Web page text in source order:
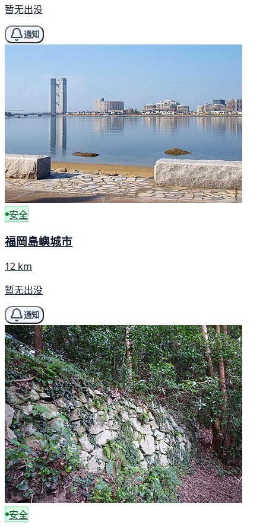
暂无出没
通知
安全
福岡島嶼城市
12 km
暂无出没
通知
安全